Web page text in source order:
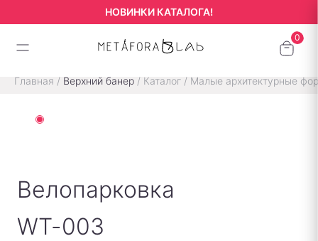
НОВИНКИ КАТАЛОГА!
Главная / Верхний банер / Каталог / Малые архитектурные
Велопарковка
WT-003